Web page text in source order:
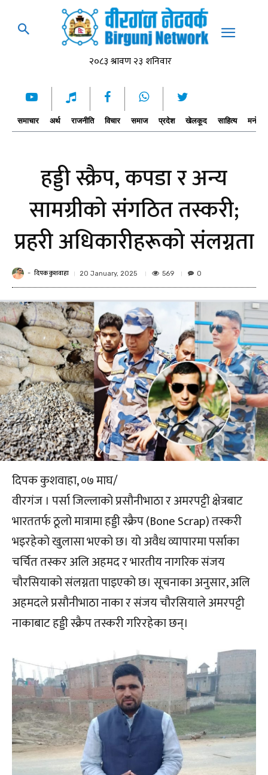
समाचार अर्थ राजनीति विचार समाज प्रदेश खेलकूद साहित्य
हड्डी स्क्रैप, कपडा र अन्य
सामग्रीको संगठित तस्करी;
प्रहरी अधिकारीहरूको संलग्नता
- दिपक कुशवाहा 20 January, 2025 569 0
दिपक कुशवाहा, ०७ माघ/
वीरगंज । पर्सा जिल्लाको प्रसौनीभाठा र अमरपट्टी क्षेत्रबाट
भारततर्फ ठूलो मात्रामा हड्डी स्क्रैप (Bone Scrap) तस्करी
भइरहेको खुलासा भएको छ। यो अवैध व्यापारमा पर्साका
चर्चित तस्कर अलि अहमद र भारतीय नागरिक संजय
चौरसियाको संलग्नता पाइएको छ। सूचनाका अनुसार, अलि
अहमदले प्रसौनीभाठा नाका र संजय चौरसियाले अमरपट्टी
नाकाबाट हड्डी स्क्रैप तस्करी गरिरहेका छन्।